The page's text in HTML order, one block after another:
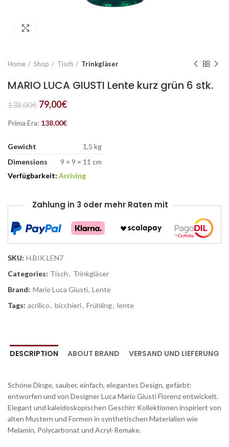
Home Shop Tisch Trinkgläser
MARIO LUCA GIUSTI Lente kurz grün 6 stk.
138,00€ 79,00€
Prima Era: 138,00€
Gewicht
1,5 kg
Dimensions
9 × 9 × 11 cm
Verfügbarkeit: Arriving
Zahlung in 3 oder mehr Raten mit
SKU: H.BIK.LEN7
Categories: Tisch, Trinkgläser
Brand: Mario Luca Giusti, Lente
Tags: acrilico, bicchieri, Frühling, lente
DESCRIPTION ABOUT BRAND VERSAND UND LIEFERUNG
Schöne Dinge, sauber, einfach, elegantes Design, gefärbt:
entworfen und von Designer Luca Mario Giusti Florenz entwickelt.
Elegant und kaleidoskopischen Geschirr Kollektionen inspiriert von
alten Mustern und Formen in synthetischen Materialien wie
Melamin, Polycarbonat und Acryl-Remake.